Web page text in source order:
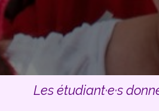
Les étudiant·e·s